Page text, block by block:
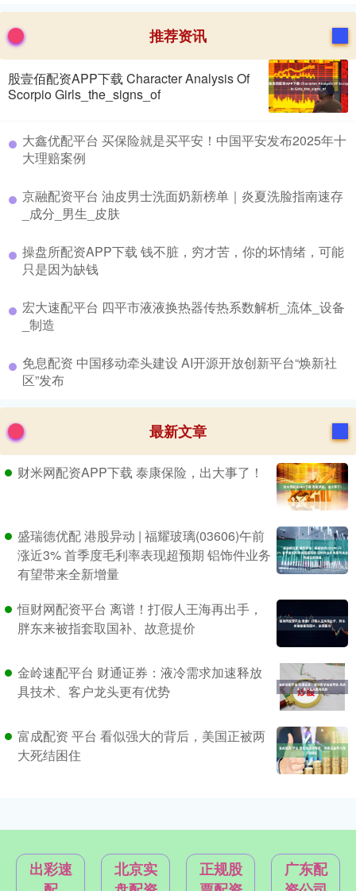
推荐资讯
股壹佰配资APP下载 Character Analysis Of
Scorpio Girls_the_signs_of
​大鑫优配平台 买保险就是买平安！中国平安发布2025年十
大理赔案例
​京融配资平台 油皮男士洗面奶新榜单｜炎夏洗脸指南速存
_成分_男生_皮肤
​操盘所配资APP下载 钱不脏，穷才苦，你的坏情绪，可能
只是因为缺钱
​宏大速配平台 四平市液液换热器传热系数解析_流体_设备
_制造
​免息配资 中国移动牵头建设 AI开源开放创新平台“焕新社
区”发布
最新文章
财米网配资APP下载 泰康保险，出大事了！
盛瑞德优配 港股异动 | 福耀玻璃(03606)午前
涨近3% 首季度毛利率表现超预期 铝饰件业务
有望带来全新增量
恒财网配资平台 离谱！打假人王海再出手，
胖东来被指套取国补、故意提价
金岭速配平台 财通证券：液冷需求加速释放
具技术、客户龙头更有优势
富成配资 平台 看似强大的背后，美国正被两
大死结困住
出彩速
北京实
正规股
广东配